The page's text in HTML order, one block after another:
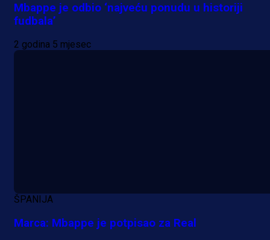
Mbappe je odbio ‘najveću ponudu u historiji
fudbala’
2 godina 5 mjesec
ŠPANIJA
Marca: Mbappe je potpisao za Real